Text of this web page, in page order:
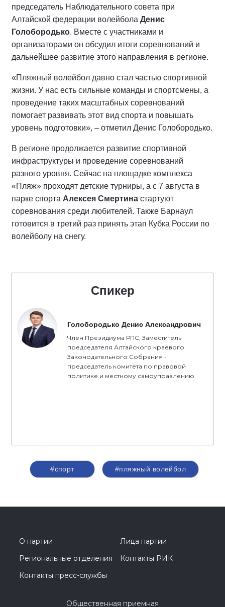
председатель Наблюдательного совета при
Алтайской федерации волейбола Денис
Голобородько. Вместе с участниками и
организаторами он обсудил итоги соревнований и
дальнейшее развитие этого направления в регионе.
«Пляжный волейбол давно стал частью спортивной
жизни. У нас есть сильные команды и спортсмены, а
проведение таких масштабных соревнований
помогает развивать этот вид спорта и повышать
уровень подготовки», – отметил Денис Голобородько.
В регионе продолжается развитие спортивной
инфраструктуры и проведение соревнований
разного уровня. Сейчас на площадке комплекса
«Пляж» проходят детские турниры, а с 7 августа в
парке спорта Алексея Смертина стартуют
соревнования среди любителей. Также Барнаул
готовится в третий раз принять этап Кубка России по
волейболу на снегу.
Спикер
Голобородько Денис Александрович
Член Президиума РПС, Заместитель
председателя Алтайского краевого
Законодательного Собрания -
председатель комитета по правовой
политике и местному самоуправлению
#спорт #пляжный волейбол
О партии
Лица партии
Региональные отделения
Контакты РИК
Контакты пресс-службы
Общественная приемная